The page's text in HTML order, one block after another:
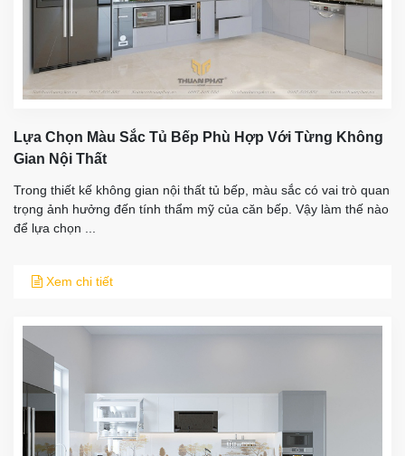
Lựa Chọn Màu Sắc Tủ Bếp Phù Hợp Với Từng Không
Gian Nội Thất
Trong thiết kế không gian nội thất tủ bếp, màu sắc có vai trò quan
trọng ảnh hưởng đến tính thẩm mỹ của căn bếp. Vậy làm thế nào
để lựa chọn ...
Xem chi tiết